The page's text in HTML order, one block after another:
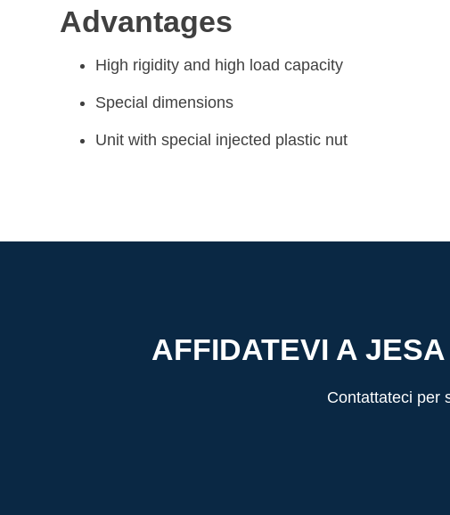
Advantages
High rigidity and high load capacity
Special dimensions
Unit with special injected plastic nut
AFFIDATEVI A
Contattateci per